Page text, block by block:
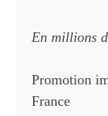
En millions
Promotion
France